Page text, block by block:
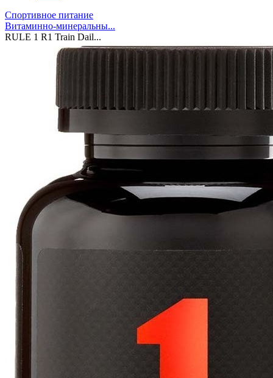
Спортивное питание
Витаминно-минеральны...
RULE 1 R1 Train Dail...